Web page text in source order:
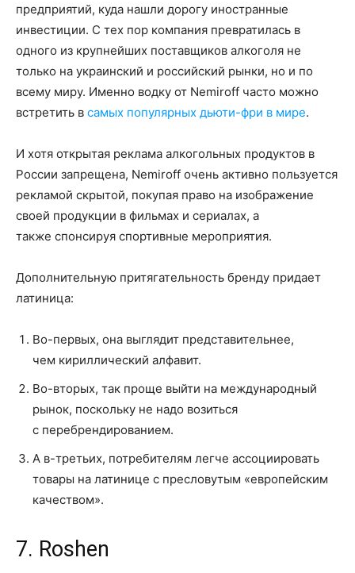
предприятий, куда нашли дорогу иностранные
инвестиции. С тех пор компания превратилась в
одного из крупнейших поставщиков алкоголя не
только на украинский и российский рынки, но и по
всему миру. Именно водку от Nemiroff часто можно
встретить в самых популярных дьюти-фри в мире.
И хотя открытая реклама алкогольных продуктов в
России запрещена, Nemiroff очень активно пользуется
рекламой скрытой, покупая право на изображение
своей продукции в фильмах и сериалах, а
также спонсируя спортивные мероприятия.
Дополнительную притягательность бренду придает
латиница:
Во-первых, она выглядит представительнее,
чем кириллический алфавит.
Во-вторых, так проще выйти на международный
рынок, поскольку не надо возиться
с перебрендированием.
А в-третьих, потребителям легче ассоциировать
товары на латинице с пресловутым «европейским
качеством».
7. Roshen